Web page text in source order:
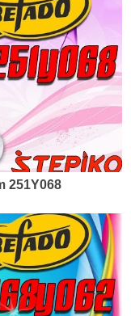
251Y068